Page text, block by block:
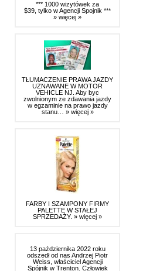
*** 1000 wizytówek za
$39, tylko w Agencji Spojnik ***
» więcej »
TŁUMACZENIE PRAWA JAZDY
UZNAWANE W MOTOR
VEHICLE NJ. Aby byc
zwolnionym ze zdawania jazdy
w egzaminie na prawo jazdy
stanu… » więcej »
FARBY I SZAMPONY FIRMY
PALETTE W STAŁEJ
SPRZEDAŻY. » więcej »
13 października 2022 roku
odszedł od nas Andrzej Piotr
Weiss, właściciel Agencji
Spójnik w Trenton. Człowiek